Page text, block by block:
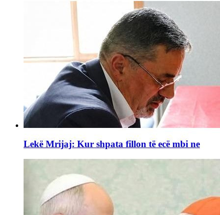
Lekë Mrijaj: Kur shpata fillon të ecë mbi ne